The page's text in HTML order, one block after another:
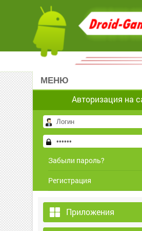
МЕНЮ
Авторизация на
Забыли пароль?
Регистрация
Приложения